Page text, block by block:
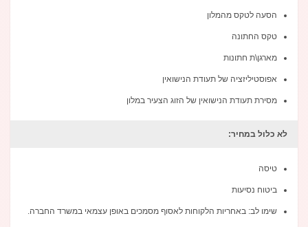
הסעה לטקס מהמלון
טקס החתונה
מארגן\ת חתונות
אפוסטיליזציה של תעודת הנישואין
מסירת תעודת הנישואין של הזוג הצעיר במלון
לא כלול במחיר:
טיסה
ביטוח נסיעות
שימו לב: באחריות הלקוחות לאסוף מסמכים באופן עצמאי במשרד החברה.